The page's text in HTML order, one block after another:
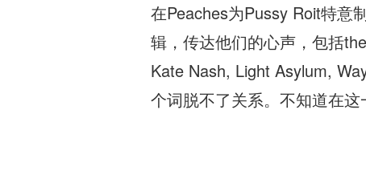
在Peaches为Pussy Roit特意
辑，传达他们的心声，包括
Kate Nash, Light Asylum,
个词脱不了关系。不知道在